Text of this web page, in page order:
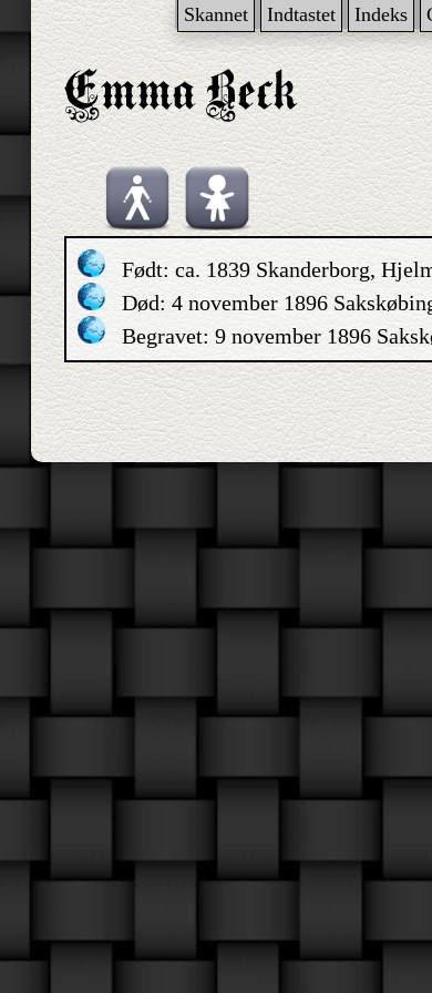
Skannet Indtastet Indeks
Født: ca. 1839 Skanderborg,
Død: 4 november 1896
Begravet: 9 november 1896